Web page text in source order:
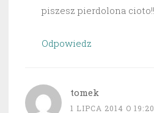
piszesz pierdolona
Odpowiedz
tomek
1 LIPCA 2014 O 19:20